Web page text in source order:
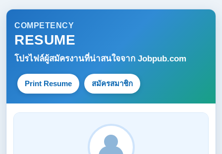
COMPETENCY
RESUME
โปรไฟล์ผู้สมัครงานที่น่าสนใจจาก Jobpub.com
Print Resume สมัครสมาชิก